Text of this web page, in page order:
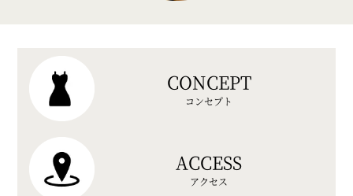
CONCEPT
コンセプト
ACCESS
アクセス